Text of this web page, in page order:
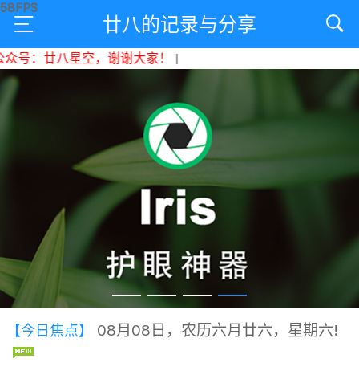
廿八的记录与分享
：廿八星空，谢谢大家！|
【今日焦点】 08月08日，农历六月廿六，星期六!